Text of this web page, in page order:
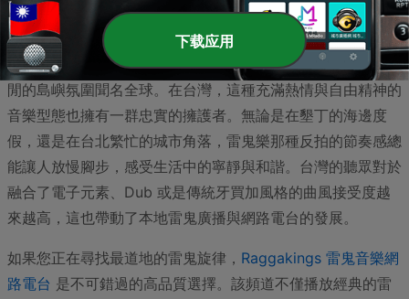
雷鬼音樂（Reggae）源自牙買加，以其獨特的重音節奏與悠
閒的島嶼氛圍聞名全球。在台灣，這種充滿熱情與自由精神的
音樂型態也擁有一群忠實的擁護者。無論是在墾丁的海邊度
假，還是在台北繁忙的城市角落，雷鬼樂那種反拍的節奏感總
能讓人放慢腳步，感受生活中的寧靜與和諧。台灣的聽眾對於
融合了電子元素、Dub 或是傳統牙買加風格的曲風接受度越
來越高，這也帶動了本地雷鬼廣播與網路電台的發展。
如果您正在尋找最道地的雷鬼旋律， Raggakings 雷鬼音樂網
路電台 是不可錯過的高品質選擇。該頻道不僅播放經典的雷
下载应用